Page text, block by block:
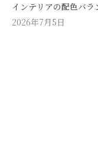
インテリアの配色バラ
2026年7月5日